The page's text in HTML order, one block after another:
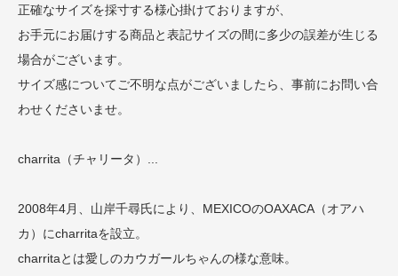
正確なサイズを採寸する様心掛けておりますが、
お手元にお届けする商品と表記サイズの間に多少の誤差が生じる
場合がございます。
サイズ感についてご不明な点がございましたら、事前にお問い合
わせくださいませ。
charrita（チャリータ）...
2008年4月、山岸千尋氏により、MEXICOのOAXACA（オアハ
カ）にcharritaを設立。
charritaとは愛しのカウガールちゃんの様な意味。